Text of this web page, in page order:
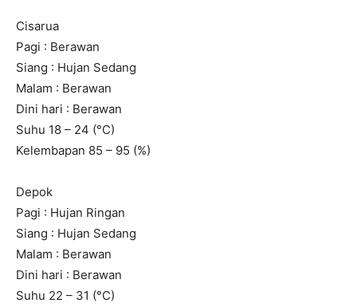
Cisarua
Pagi : Berawan
Siang : Hujan Sedang
Malam : Berawan
Dini hari : Berawan
Suhu 18 – 24 (°C)
Kelembapan 85 – 95 (%)
Depok
Pagi : Hujan Ringan
Siang : Hujan Sedang
Malam : Berawan
Dini hari : Berawan
Suhu 22 – 31 (°C)